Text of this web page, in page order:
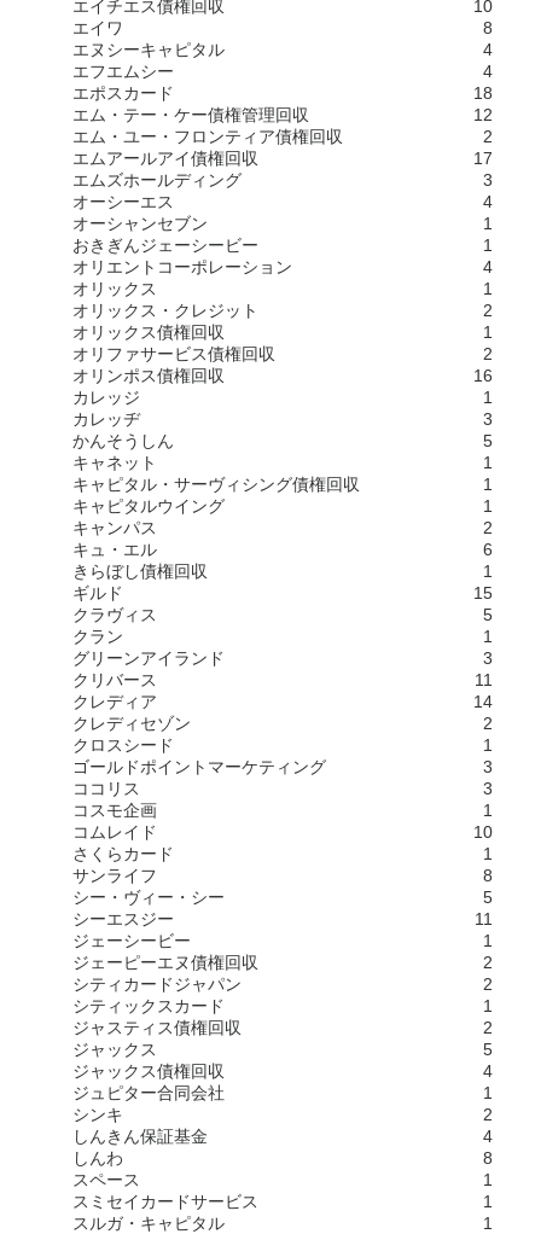
エイチエス債権回収
10
エイワ
8
エヌシーキャピタル
4
エフエムシー
4
エポスカード
18
エム・テー・ケー債権管理回収
12
エム・ユー・フロンティア債権回収
2
エムアールアイ債権回収
17
エムズホールディング
3
オーシーエス
4
オーシャンセブン
1
おきぎんジェーシービー
1
オリエントコーポレーション
4
オリックス
1
オリックス・クレジット
2
オリックス債権回収
1
オリファサービス債権回収
2
オリンポス債権回収
16
カレッジ
1
カレッヂ
3
かんそうしん
5
キャネット
1
キャピタル・サーヴィシング債権回収
1
キャピタルウイング
1
キャンパス
2
キュ・エル
6
きらぼし債権回収
1
ギルド
15
クラヴィス
5
クラン
1
グリーンアイランド
3
クリバース
11
クレディア
14
クレディセゾン
2
クロスシード
1
ゴールドポイントマーケティング
3
ココリス
3
コスモ企画
1
コムレイド
10
さくらカード
1
サンライフ
8
シー・ヴィー・シー
5
シーエスジー
11
ジェーシービー
1
ジェーピーエヌ債権回収
2
シティカードジャパン
2
シティックスカード
1
ジャスティス債権回収
2
ジャックス
5
ジャックス債権回収
4
ジュピター合同会社
1
シンキ
2
しんきん保証基金
4
しんわ
8
スペース
1
スミセイカードサービス
1
スルガ・キャピタル
1